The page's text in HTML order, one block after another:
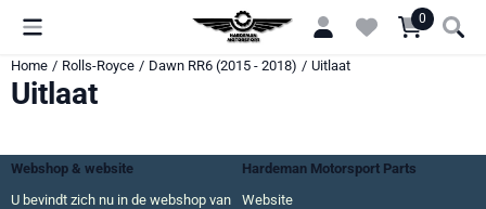
Cookievoorkeuren zijn momenteel gesloten. 0
Home / Rolls-Royce / Dawn RR6 (2015 - 2018) / Uitlaat
Uitlaat
Webshop & website
Hardeman Motorsport Parts
U bevindt zich nu in de webshop van
Website